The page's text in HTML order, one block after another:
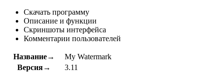
Скачать программу
Описание и функции
Скриншоты интерфейса
Комментарии пользователей
Название→
My Watermark
Версия→
3.11